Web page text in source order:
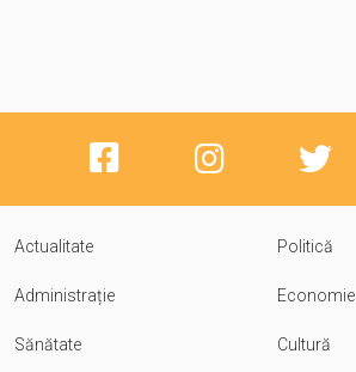
Actualitate Politică
Administrație Economie
Sănătate Cultură